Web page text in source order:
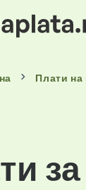
Плати на